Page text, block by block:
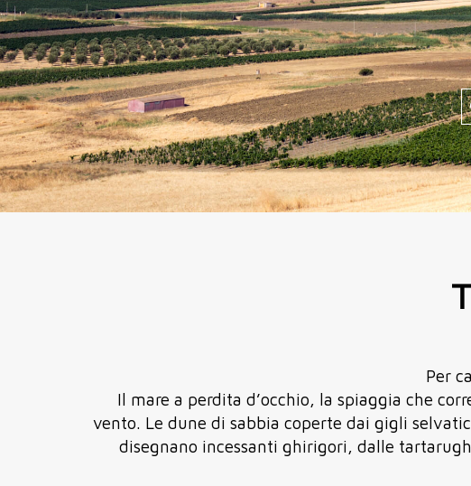
Per
Il mare a perdita d’occhio, la spiaggia che
vento. Le dune di sabbia coperte dai gigli
disegnano incessanti ghirigori, dalle